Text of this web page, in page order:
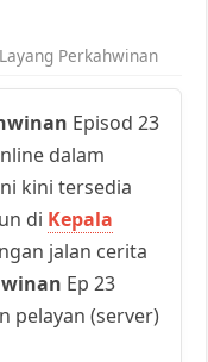
Perkahwinan
Episod 23
dalam
kini tersedia
di Kepala
jalan cerita
Ep 23
pelayan (server)